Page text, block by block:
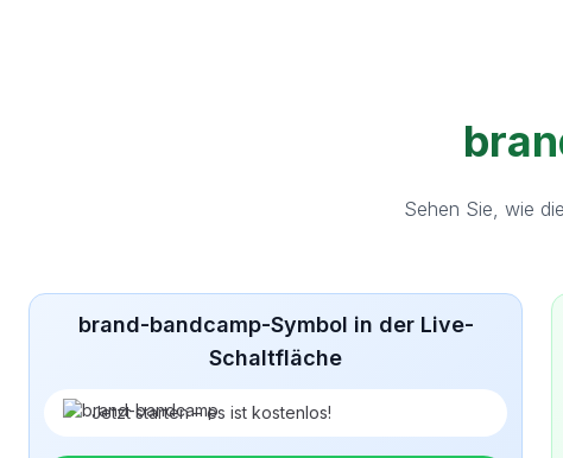
Sehen Sie, wie
brand-bandcamp-Symbol in der Live-
Schaltfläche
Jetzt starten – es ist kostenlos!